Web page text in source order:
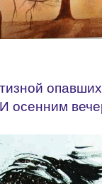
И осенним